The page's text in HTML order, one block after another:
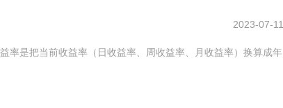
2023-07-11
率是把当前收益率（日收益率、周收益率、月收益率）换算成年